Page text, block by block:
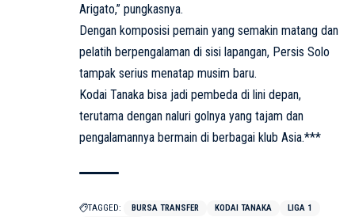
Arigato,” pungkasnya.
Dengan komposisi pemain yang semakin matang dan
pelatih berpengalaman di sisi lapangan, Persis Solo
tampak serius menatap musim baru.
Kodai Tanaka bisa jadi pembeda di lini depan,
terutama dengan naluri golnya yang tajam dan
pengalamannya bermain di berbagai klub Asia.***
TAGGED: BURSA TRANSFER KODAI TANAKA
LIGA 1